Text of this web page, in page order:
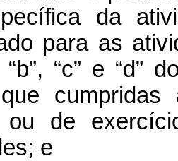
da
para as
“b”, “c” e “d”
ou de
e